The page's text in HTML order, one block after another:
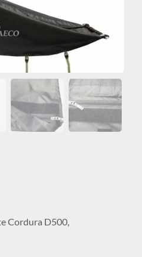
Cordura D500,